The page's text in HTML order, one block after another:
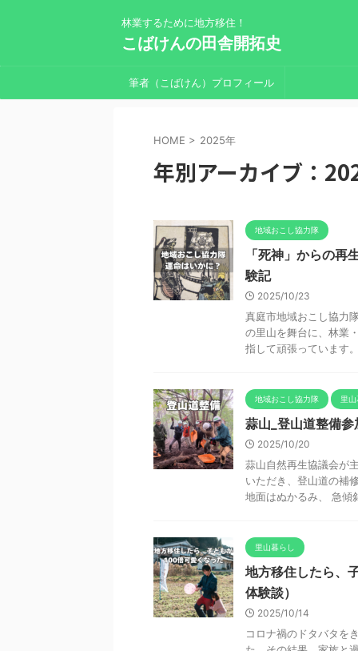
林業するために地方移住！
こばけんの田舎開拓史
筆者（こばけん）プロフィール
HOME > 2025年
年別アーカイブ：
地域おこし協力隊
「死神」からの再
験記
2025/10/23
真庭市地域おこし協力
の里山を舞台に、林業
指して頑張っています
地域おこし協力隊 里
蒜山_登山道整備
2025/10/20
蒜山自然再生協議会が
いただき、登山道の補
地面はぬかるみ、 急傾
里山暮らし
地方移住したら、
体験談）
2025/10/14
コロナ禍のドタバタを